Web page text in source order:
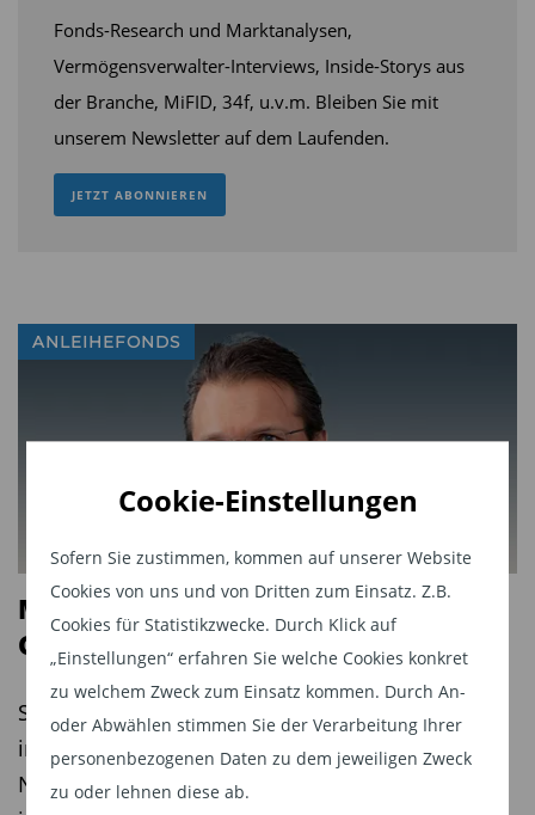
Cookie-Einstellungen
Sofern Sie zustimmen, kommen auf unserer Website
Cookies von uns und von Dritten zum Einsatz. Z.B.
Cookies für Statistikzwecke. Durch Klick auf
„Einstellungen“ erfahren Sie welche Cookies konkret
zu welchem Zweck zum Einsatz kommen. Durch An-
oder Abwählen stimmen Sie der Verarbeitung Ihrer
personenbezogenen Daten zu dem jeweiligen Zweck
zu oder lehnen diese ab.
Fonds-Research und Marktanalysen,
Vermögensverwalter-Interviews, Inside-Storys aus
der Branche, MiFID, 34f, u.v.m. Bleiben Sie mit
unserem Newsletter auf dem Laufenden.
JETZT ABONNIEREN
ANLEIHEFONDS
Mit aktiver Anleiheselektion den
Geldmarkt schlagen
Statt lediglich auf den Geldmarkt zu setzen,
investiert das Fondsmanagerteam um Benjamin
Noisser beim Robus Short Maturity Fund gezielt